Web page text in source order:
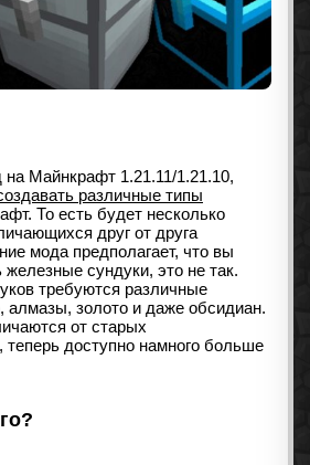
на Майнкрафт 1.21.11/1.21.10,
различные типы
То есть будет несколько
друг от друга
мода предполагает, что вы
сундуки, это не так.
требуются различные
алмазы, золото и даже обсидиан.
от старых
теперь доступно намного больше